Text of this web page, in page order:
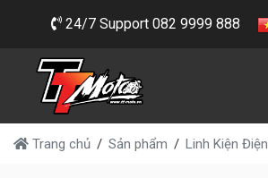
24/7 Support 082 9999 888
Trang chủ Sản phẩm Linh Kiện Điện